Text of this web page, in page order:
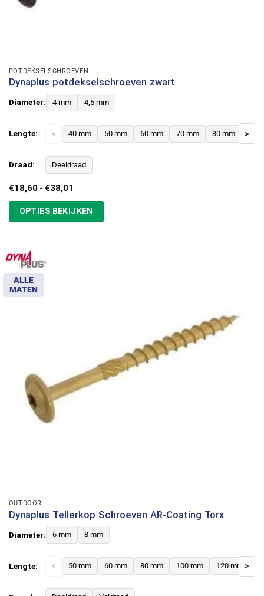
POTDEKSELSCHROEVEN
Dynaplus potdekselschroeven zwart
Diameter: 4 mm 4,5 mm
Lengte: < 40 mm 50 mm 60 mm 70 mm 80 mm >
Draad: Deeldraad
€18,60 - €38,01
tot
€38,01
OPTIES BEKIJKEN
ALLE
MATEN
OUTDOOR
Dynaplus Tellerkop Schroeven AR-Coating Torx
Diameter: 6 mm 8 mm
Lengte: < 50 mm 60 mm 80 mm 100 mm 120 mm >